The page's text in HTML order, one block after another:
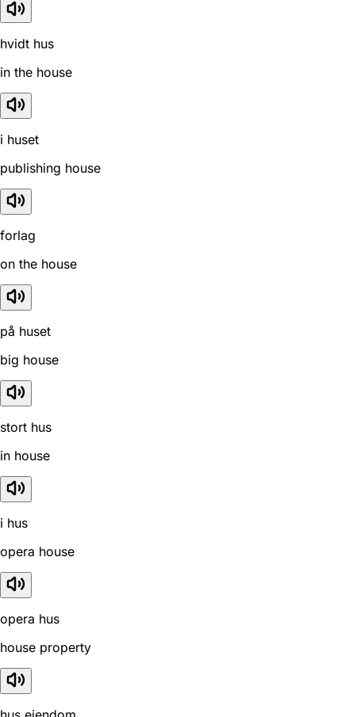
hvidt hus
in the house
i huset
publishing house
forlag
on the house
på huset
big house
stort hus
in house
i hus
opera house
opera hus
house property